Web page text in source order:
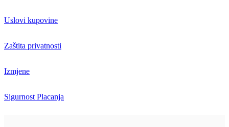
Uslovi kupovine
Zaštita privatnosti
Izmjene
Sigurnost Placanja